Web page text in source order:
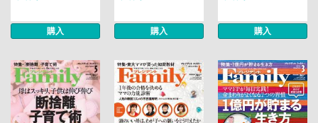
購入 購入 購入